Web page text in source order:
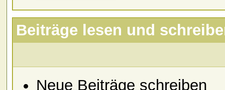
Beiträge lesen und
Neue Beiträge schreiben